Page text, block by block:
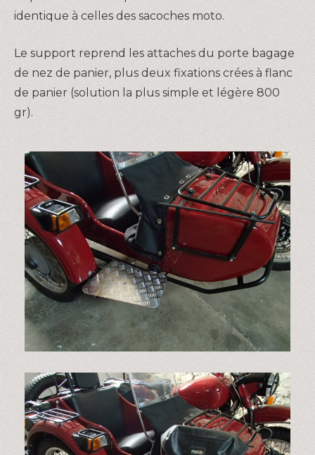
identique à celles des sacoches moto.
Le support reprend les attaches du porte bagage
de nez de panier, plus deux fixations crées à flanc
de panier (solution la plus simple et légère 800
gr).